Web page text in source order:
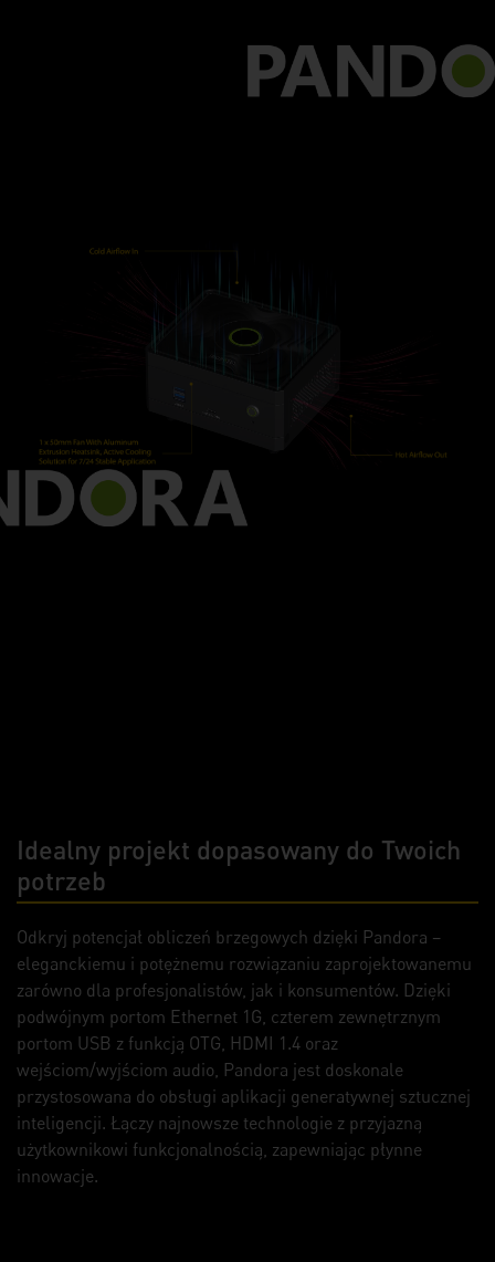
Idealny projekt dopasowany do Twoich
potrzeb
Odkryj potencjał obliczeń brzegowych dzięki Pandora –
eleganckiemu i potężnemu rozwiązaniu zaprojektowanemu
zarówno dla profesjonalistów, jak i konsumentów. Dzięki
podwójnym portom Ethernet 1G, czterem zewnętrznym
portom USB z funkcją OTG, HDMI 1.4 oraz
wejściom/wyjściom audio, Pandora jest doskonale
przystosowana do obsługi aplikacji generatywnej sztucznej
inteligencji. Łączy najnowsze technologie z przyjazną
użytkownikowi funkcjonalnością, zapewniając płynne
innowacje.